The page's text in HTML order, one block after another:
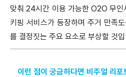
맞춰 24시간 이용 가능한 O2O 무인
키핑 서비스가 등장하며 주거 만족
를 결정짓는 주요 요소로 부상할 것
이런 점이 궁금하다면 비주얼 리